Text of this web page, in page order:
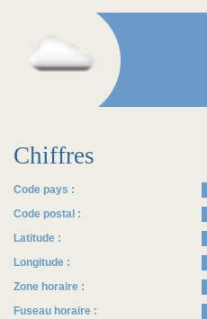
Chiffres
Code pays :
Code postal :
Latitude :
Longitude :
Zone horaire :
Fuseau horaire :